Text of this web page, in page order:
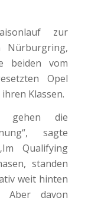
zur
Nürburgring,
beiden vom
Opel
Klassen.
gehen die
sagte
Qualifying
standen
weit hinten
davon